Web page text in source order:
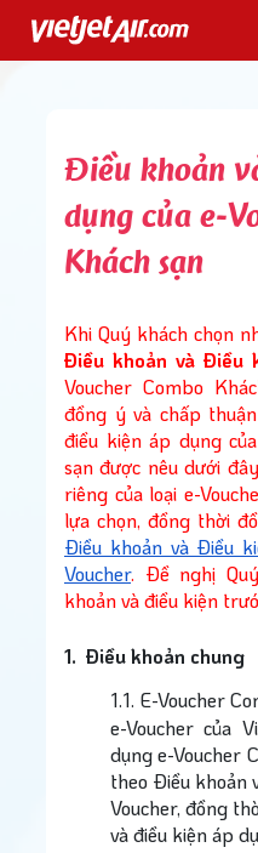
Điều khoản
dụng của e-
Khách sạn
Khi Quý khách chọn
Điều khoản và Điều
Voucher Combo
đồng ý và chấp
điều kiện áp dụng
sạn được nêu dưới
riêng của loại e-
lựa chọn, đồng thời
Điều khoản và Điều
Voucher. Đề nghị
khoản và điều kiện
1. Điều khoản chung
1.1. E-Voucher
e-Voucher của
dụng e-Voucher
theo Điều khoản
Voucher, đồng
và điều kiện áp